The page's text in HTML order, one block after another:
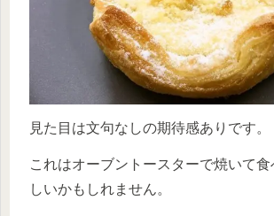
見た目は文句なしの期待感ありです。
これはオーブントースターで焼いて
しいかもしれません。